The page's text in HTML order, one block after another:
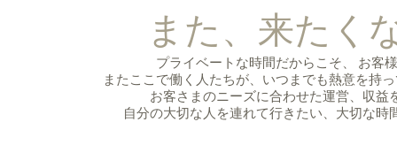
また、来たく
プライベートな時間だからこそ、 お客
またここで働く人たちが、いつまでも熱意を持
お客さまのニーズに合わせた運営、収
自分の大切な人を連れて行きたい、大切な